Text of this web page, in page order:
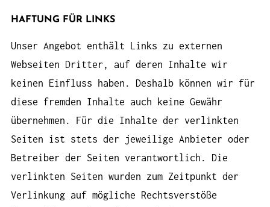
HAFTUNG FÜR LINKS
Unser Angebot enthält Links zu externen
Webseiten Dritter, auf deren Inhalte wir
keinen Einfluss haben. Deshalb können wir für
diese fremden Inhalte auch keine Gewähr
übernehmen. Für die Inhalte der verlinkten
Seiten ist stets der jeweilige Anbieter oder
Betreiber der Seiten verantwortlich. Die
verlinkten Seiten wurden zum Zeitpunkt der
Verlinkung auf mögliche Rechtsverstöße